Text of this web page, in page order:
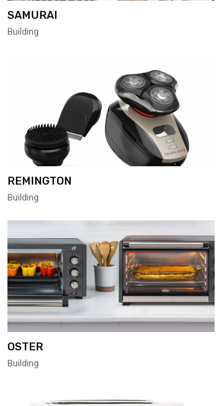
SAMURAI
Building
REMINGTON
Building
OSTER
Building